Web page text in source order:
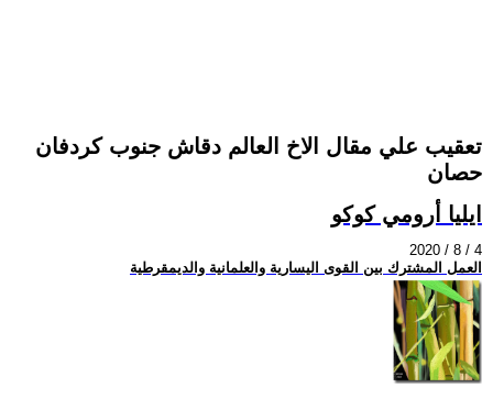
تعقيب علي مقال الاخ العالم دقاش جنوب كردفان
حصان
ايليا أرومي كوكو
2020 / 8 / 4
العمل المشترك بين القوى اليسارية والعلمانية والديمقرطية